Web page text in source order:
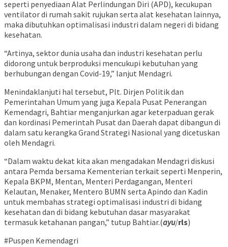
seperti penyediaan Alat Perlindungan Diri (APD), kecukupan
ventilator di rumah sakit rujukan serta alat kesehatan lainnya,
maka dibutuhkan optimalisasi industri dalam negeri di bidang
kesehatan.
“Artinya, sektor dunia usaha dan industri kesehatan perlu
didorong untuk berproduksi mencukupi kebutuhan yang
berhubungan dengan Covid-19,” lanjut Mendagri.
Menindaklanjuti hal tersebut, Plt. Dirjen Politik dan
Pemerintahan Umum yang juga Kepala Pusat Penerangan
Kemendagri, Bahtiar menganjurkan agar keterpaduan gerak
dan kordinasi Pemerintah Pusat dan Daerah dapat dibangun di
dalam satu kerangka Grand Strategi Nasional yang dicetuskan
oleh Mendagri.
“Dalam waktu dekat kita akan mengadakan Mendagri diskusi
antara Pemda bersama Kementerian terkait seperti Menperin,
Kepala BKPM, Mentan, Menteri Perdagangan, Menteri
Kelautan, Menaker, Mentero BUMN serta Apindo dan Kadin
untuk membahas strategi optimalisasi industri di bidang
kesehatan dan di bidang kebutuhan dasar masyarakat
termasuk ketahanan pangan,” tutup Bahtiar.(ayu/rls)
#Puspen Kemendagri